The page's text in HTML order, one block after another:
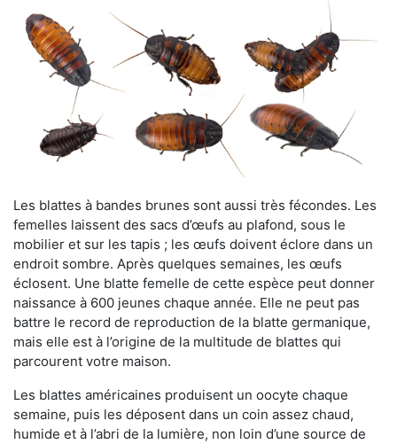
Les blattes à bandes brunes sont aussi très fécondes. Les
femelles laissent des sacs d’œufs au plafond, sous le
mobilier et sur les tapis ; les œufs doivent éclore dans un
endroit sombre. Après quelques semaines, les œufs
éclosent. Une blatte femelle de cette espèce peut donner
naissance à 600 jeunes chaque année. Elle ne peut pas
battre le record de reproduction de la blatte germanique,
mais elle est à l’origine de la multitude de blattes qui
parcourent votre maison.
Les blattes américaines produisent un oocyte chaque
semaine, puis les déposent dans un coin assez chaud,
humide et à l’abri de la lumière, non loin d’une source de